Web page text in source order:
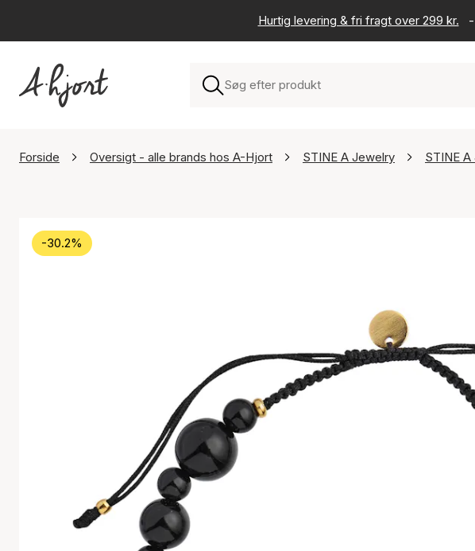
Hurtig levering & fri fragt over 299 kr. -
Forside Oversigt - alle brands hos A-Hjort STINE A Jewelry STINE
-30.2%